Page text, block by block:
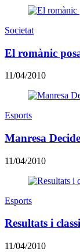
Societat
El romànic
11/04/2010
Esports
Manresa
11/04/2010
Esports
Resultats i
11/04/2010